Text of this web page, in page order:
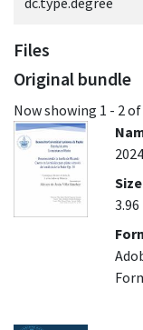
Files
Original bundle
Now showing 1 - 2
3.96